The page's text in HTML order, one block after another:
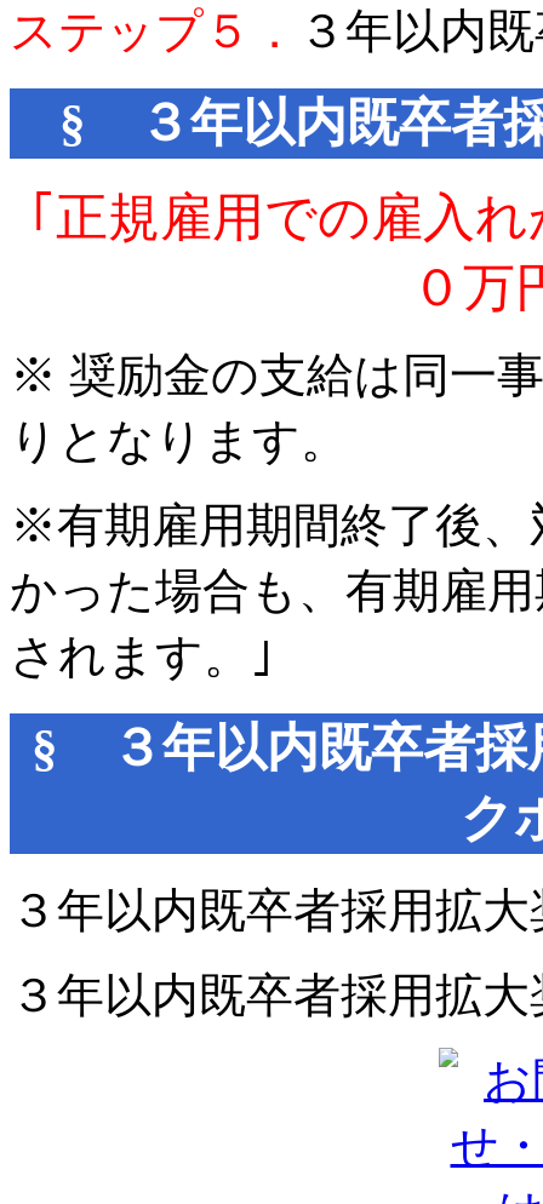
ステップ５．
３年以内
§ ３年以内既卒者
｢正規雇用での雇入
０万
※ 奨励金の支給は同一
りとなります。
※有期雇用期間終了後
かった場合も、有期雇
されます。｣
§ ３年以内既卒者採
ク
３年以内既卒者採用拡
３年以内既卒者採用拡